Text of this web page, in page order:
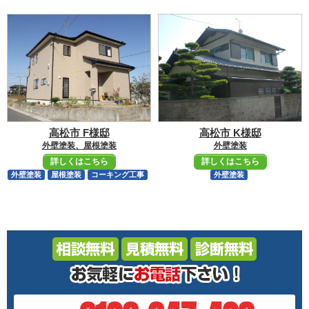
高松市 F様邸
外壁塗装、屋根塗装
詳しくはこちら
外壁塗装 屋根塗装 コーキング工事
高松市 K様邸
外壁塗装
詳しくはこちら
外壁塗装